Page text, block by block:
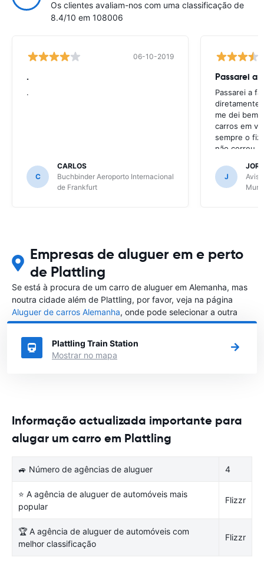
Os clientes avaliam-nos com uma classificação de
8.4/10 em 108006
06-10-2019
.
.
C
CARLOS
Buchbinder Aeroporto Internacional
de Frankfurt
Passarei a
Passarei a
diretamente
me dei bem
carros em
sempre o fiz
não correu
J
Avis
Empresas de aluguer em e perto
de Plattling
Se está à procura de um carro de aluguer em Alemanha, mas
noutra cidade além de Plattling, por favor, veja na página
Aluguer de carros Alemanha, onde pode selecionar a outra
cidade em Alemanha que gostaria de alugar um carro
Plattling Train Station
Mostrar no mapa
Informação actualizada importante para
alugar um carro em Plattling
🚙 Número de agências de aluguer 4
⭐ A agência de aluguer de automóveis mais
popular
Flizzr
🏆 A agência de aluguer de automóveis com
melhor classificação
Flizzr